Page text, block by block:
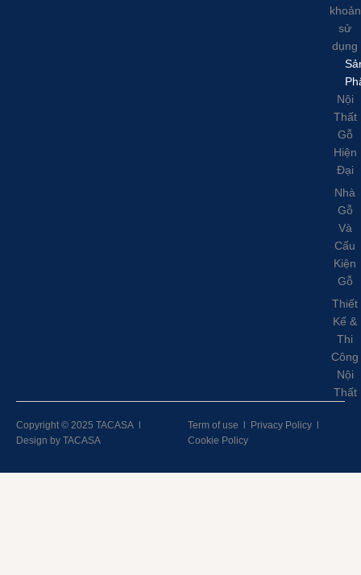
khoản
sử
dụng
Nội
Thất
Gỗ
Hiện
Đại
Nhà
Gỗ
Và
Cấu
Kiện
Gỗ
Thiết
Kế &
Thi
Công
Nội
Thất
Copyright © 2025 TACASA
Design by TACASA
Term of use Privacy Policy
Cookie Policy